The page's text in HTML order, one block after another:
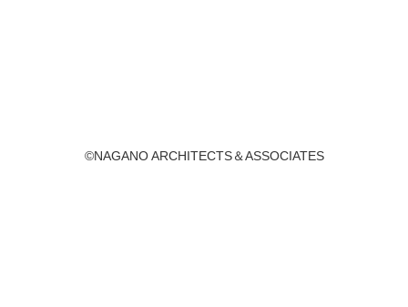
©NAGANO ARCHITECTS＆ASSOCIATES